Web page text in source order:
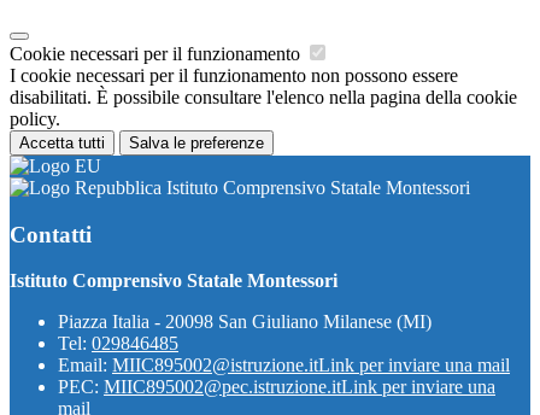
Cookie necessari per il funzionamento
I cookie necessari per il funzionamento non possono essere
disabilitati. È possibile consultare l'elenco nella pagina della cookie
policy.
Accetta tutti Salva le preferenze
Istituto Comprensivo Statale Montessori
Contatti
Istituto Comprensivo Statale Montessori
Piazza Italia - 20098 San Giuliano Milanese (MI)
Tel: 029846485
Email: MIIC895002@istruzione.itLink per inviare una mail
PEC: MIIC895002@pec.istruzione.itLink per inviare una
mail